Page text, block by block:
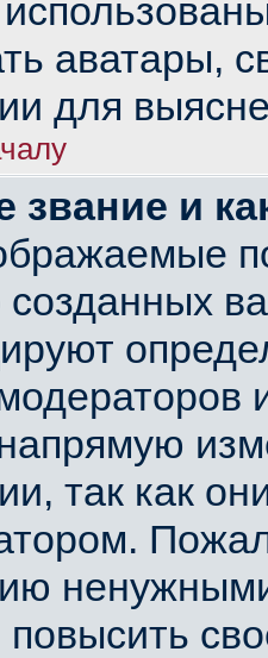
аватары,
для
звание и
созданных
так как
повысить